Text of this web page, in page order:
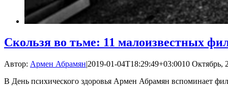
Скользя во тьме: 11 малоизвестных
Автор: Армен Абрамян|2019-01-04T18:29:49+03:0010 Октябрь,
В День психического здоровья Армен Абрамян вспоминает